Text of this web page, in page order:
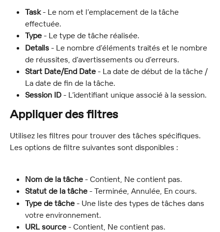
Task - Le nom et l’emplacement de la tâche
effectuée.
Type - Le type de tâche réalisée.
Details - Le nombre d’éléments traités et le nombre
de réussites, d’avertissements ou d’erreurs.
Start Date/End Date - La date de début de la tâche /
La date de fin de la tâche.
Session ID - L’identifiant unique associé à la session.
Appliquer des filtres
Utilisez les filtres pour trouver des tâches spécifiques.
Les options de filtre suivantes sont disponibles :
Nom de la tâche - Contient, Ne contient pas.
Statut de la tâche - Terminée, Annulée, En cours.
Type de tâche - Une liste des types de tâches dans
votre environnement.
URL source - Contient, Ne contient pas.